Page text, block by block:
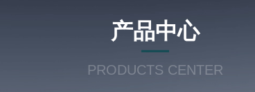
产品中心
PRODUCTS CENTER